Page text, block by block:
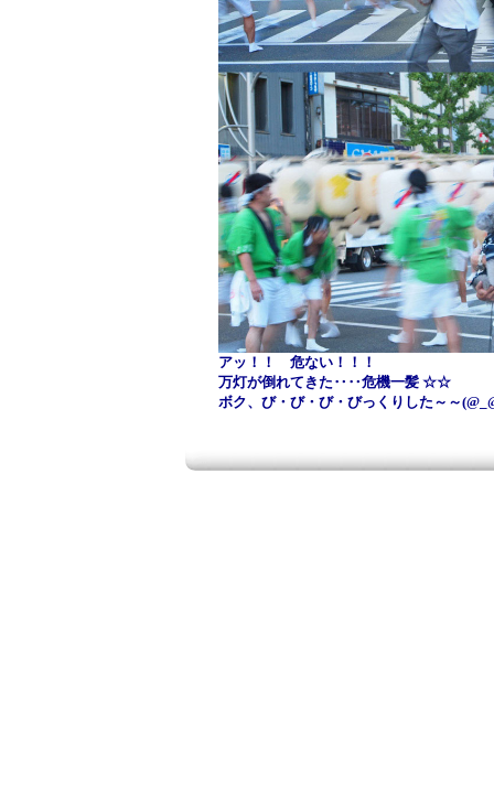
アッ！！ 危ない！！！
万灯が倒れてきた‥‥危機一髪 ☆☆
ボク、び・び・び・びっくりした～～